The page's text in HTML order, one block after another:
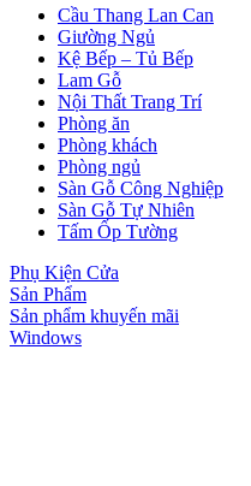
Cầu Thang Lan Can
Giường Ngủ
Kệ Bếp – Tủ Bếp
Lam Gỗ
Nội Thất Trang Trí
Phòng ăn
Phòng khách
Phòng ngủ
Sàn Gỗ Công Nghiệp
Sàn Gỗ Tự Nhiên
Tấm Ốp Tường
Phụ Kiện Cửa
Sản Phẩm
Sản phẩm khuyến mãi
Windows